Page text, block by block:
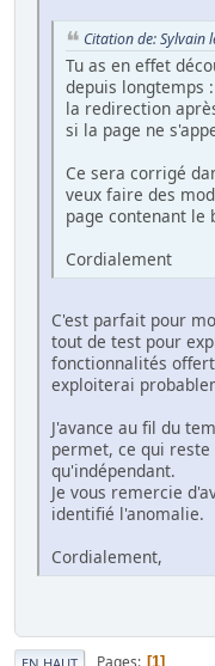
Citation de: Sylvain
Tu as en effet
depuis longtemps
la redirection
si la page ne
Ce sera corrigé
veux faire des
page contenant le
Cordialement
C'est parfait pour
tout de test pour
fonctionnalités
exploiterai
J'avance au fil du
permet, ce qui
qu'indépendant.
Je vous remercie
identifié l'anomalie.
Cordialement,
1